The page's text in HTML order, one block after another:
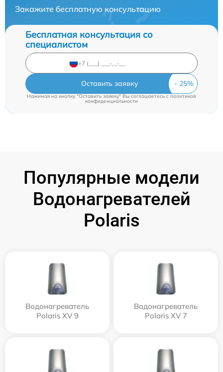
Закажите бесплатную консультацию
Бесплатная консультация со
специалистом
Оставить заявку
Нажимая на кнопку "Оставить заявку" Вы соглашаетесь cполитикой
конфиденциальности
Популярные модели
Водонагревателей
Polaris
Водонагреватель
Polaris XV 9
Водонагреватель
Polaris XV 7